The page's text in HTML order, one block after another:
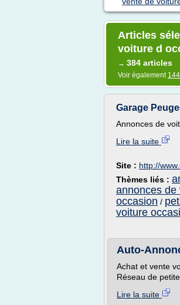
Articles
voiture d
→ 384 articles
Voir également
Garage
Annonces de
Lire la suite
Site : http://
Thèmes liés :
annonces de
occasion /
voiture
Auto-
Achat et vente
Réseau de
Lire la suite